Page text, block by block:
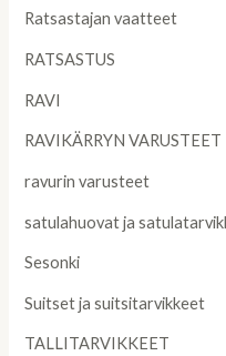
Ratsastajan vaatteet
RATSASTUS
RAVI
RAVIKÄRRYN VARUSTEET
ravurin varusteet
satulahuovat ja
Sesonki
Suitset ja suitsitarvikkeet
TALLITARVIKKEET